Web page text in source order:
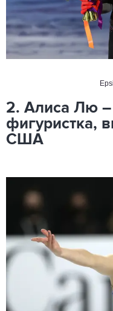
2. Алиса Лю –
фигуристка,
США